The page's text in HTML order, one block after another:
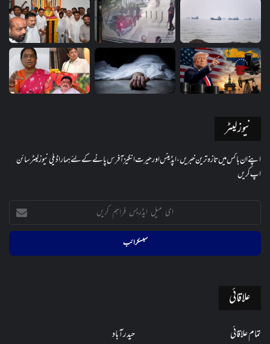
نیوز لیٹر
اپنے ان باکس میں تازہ ترین خبریں، اپڈیٹس اور حیرت انگیز آفرس پانے کے لئے ہمارا ڈیلی نیوز لیٹر سائن
اپ کریں
ایڈریس
کریں
علاقائی
تمام علاقائی
حیدرآباد